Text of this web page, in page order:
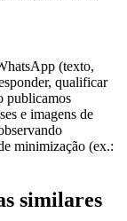
(texto,
qualificar
publicamos
e imagens de
minimização (ex.:
similares